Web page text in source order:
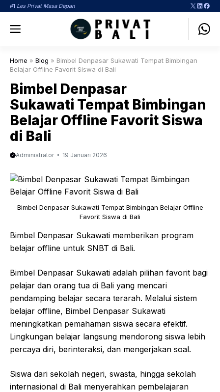
Langsung
#1 Les Privat Masa Depan X
Menu
Home » Blog » Bimbel Denpasar Sukawati Tempat Bimbingan
Belajar Offline Favorit Siswa di Bali
Bimbel Denpasar
Sukawati Tempat Bimbingan
Belajar Offline Favorit Siswa
di Bali
Administrator 19 Januari 2026
Bimbel Denpasar Sukawati Tempat Bimbingan Belajar Offline
Favorit Siswa di Bali
Bimbel Denpasar Sukawati memberikan program
belajar offline untuk SNBT di Bali.
Bimbel Denpasar Sukawati adalah pilihan favorit bagi
pelajar dan orang tua di Bali yang mencari
pendamping belajar secara terarah. Melalui sistem
belajar offline, Bimbel Denpasar Sukawati
meningkatkan pemahaman siswa secara efektif.
Lingkungan belajar langsung mendorong siswa lebih
percaya diri, berinteraksi, dan mengerjakan soal.
Siswa dari sekolah negeri, swasta, hingga sekolah
internasional di Bali menyerahkan pembelajaran